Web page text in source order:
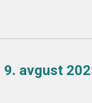
9. avgust